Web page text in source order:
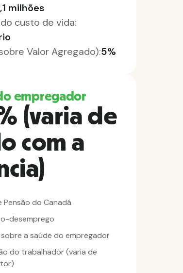
milhões
custo de vida:
Valor Agregado):5%
empregador
(varia de
com a
Pensão do Canadá
desemprego
a saúde do empregador
do trabalhador (varia de